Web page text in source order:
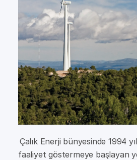
Çalık Enerji bünyesinde 1994
faaliyet göstermeye başlayan